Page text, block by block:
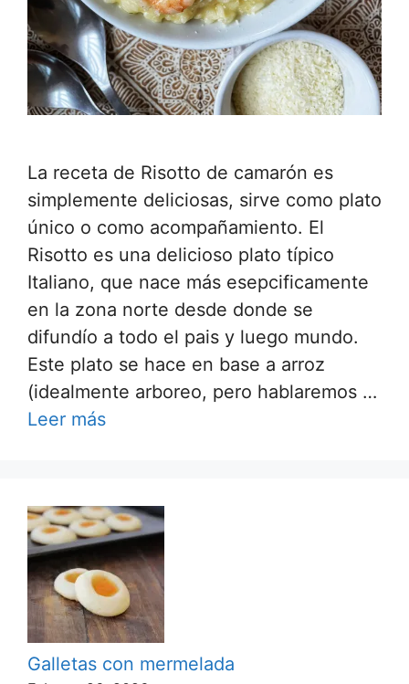
La receta de Risotto de camarón es
simplemente deliciosas, sirve como plato
único o como acompañamiento. El
Risotto es una delicioso plato típico
Italiano, que nace más esepcificamente
en la zona norte desde donde se
difundío a todo el pais y luego mundo.
Este plato se hace en base a arroz
(idealmente arboreo, pero hablaremos …
Leer más
Galletas con mermelada